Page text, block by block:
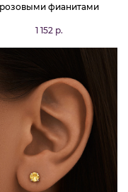
розовыми фианитами
1 152 р.